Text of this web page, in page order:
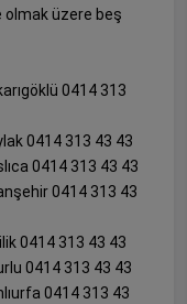
üzere beş
0414 313
0414 313 43 43
0414 313 43 43
0414 313 43
0414 313 43 43
0414 313 43 43
0414 313 43